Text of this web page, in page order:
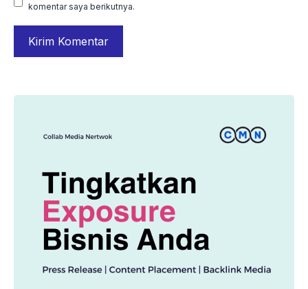
komentar saya berikutnya.